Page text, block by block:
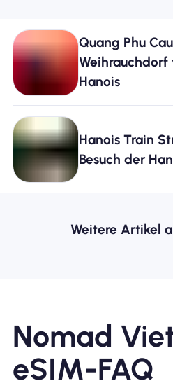
Quang Phu
Weihrauchdorf
Hanois
Hanois Train
Besuch der
Weitere Artikel
Nomad
eSIM-FAQ